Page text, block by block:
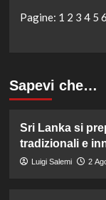
Pagine: 1 2 3 4 5 6
Sapevi che…
Sri Lanka si
tradizionali e
Luigi Salemi 2